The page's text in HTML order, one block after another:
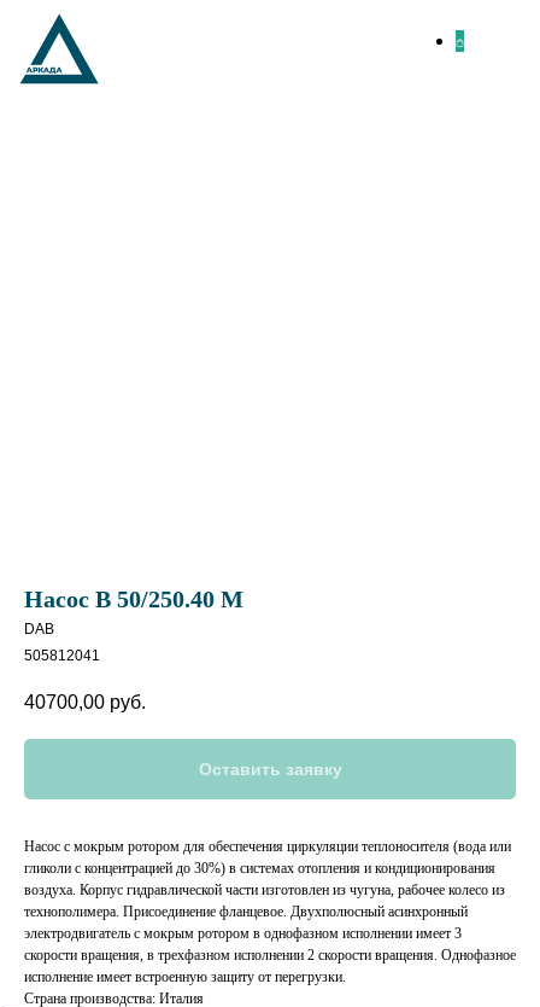
Насос B 50/250.40 M
DAB
505812041
40700,00 руб.
Оставить заявку
Насос с мокрым ротором для обеспечения циркуляции теплоносителя (вода или
гликоли с концентрацией до 30%) в системах отопления и кондиционирования
воздуха. Корпус гидравлической части изготовлен из чугуна, рабочее колесо из
технополимера. Присоединение фланцевое. Двухполюсный асинхронный
электродвигатель с мокрым ротором в однофазном исполнении имеет 3
скорости вращения, в трехфазном исполнении 2 скорости вращения. Однофазное
исполнение имеет встроенную защиту от перегрузки.
Страна производствa: Италия